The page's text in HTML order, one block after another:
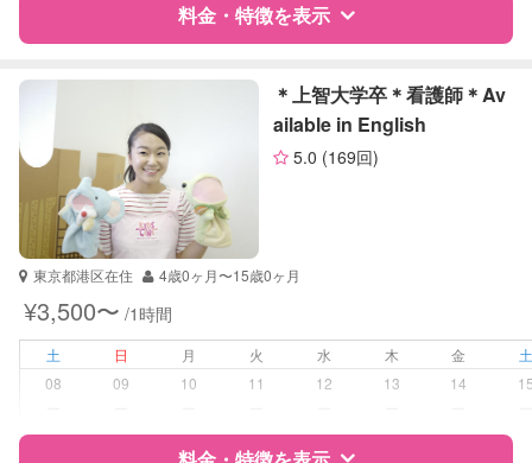
料金・特徴を表示
特徴 料金 レビュー
サポートの特徴
資格
企業型割引対象(旧内閣府補助対象)
自治体届出済ベビーシッター
保育士
幼稚園教諭
受験対策 なし
国語
＊上智大学卒＊看護師＊Av
ailable in English
5.0 (169回)
東京都港区在住 4歳0ヶ月〜15歳0ヶ月
¥3,500〜 /1時間
土 日 月 火 水 木 金
08
09 10 11 12 13 14